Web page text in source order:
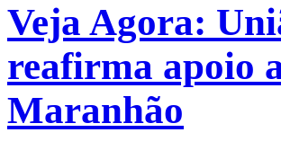
Veja Agora:
reafirma apoio
Maranhão